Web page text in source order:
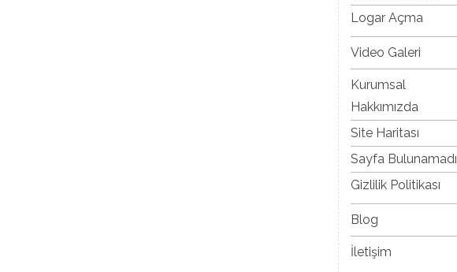
Logar Açma
Video Galeri
Kurumsal
Hakkımızda
Site Haritası
Sayfa Bulunamadı
Gizlilik Politikası
Blog
İletişim